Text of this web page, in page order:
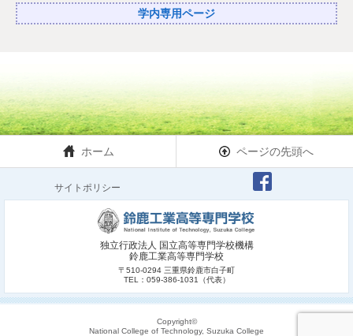
学内専用ページ
ホーム ページの先頭へ
サイトポリシー
独立行政法人 国立高等専門学校機構
鈴鹿工業高等専門学校
〒510-0294 三重県鈴鹿市白子町
TEL：059-386-1031（代表）
Copyright©
National College of Technology, Suzuka College